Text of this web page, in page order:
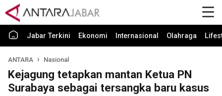
Jabar Terkini Ekonomi Internasional Olahraga
ANTARA Nasional
Kejagung tetapkan mantan Ketua PN
Surabaya sebagai tersangka baru kasus